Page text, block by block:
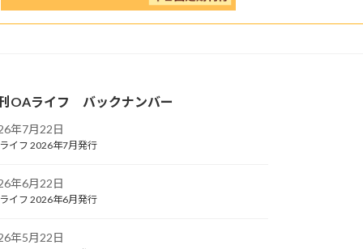
OAライフ バックナンバー
年7月22日
イフ 2026年7月発行
年6月22日
イフ 2026年6月発行
年5月22日